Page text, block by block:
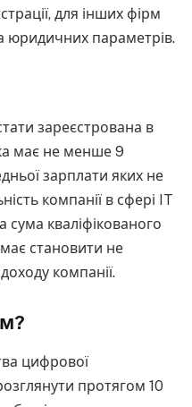
для інших фірм
юридичних параметрів.
зареєстрована в
має не менше 9
зарплати яких не
компанії в сфері IT
сума кваліфікованого
становити не
компанії.
цифрової
протягом 10